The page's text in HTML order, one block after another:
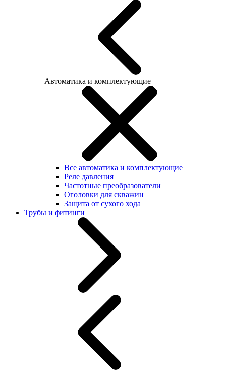
Автоматика и комплектующие
Все автоматика и комплектующие
Реле давления
Частотные преобразователи
Оголовки для скважин
Защита от сухого хода
Трубы и фитинги